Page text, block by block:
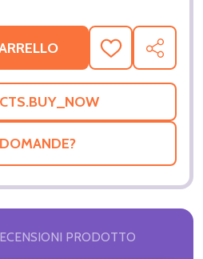
AGGIUNGI
ALLA
LISTA
PRODOTTO